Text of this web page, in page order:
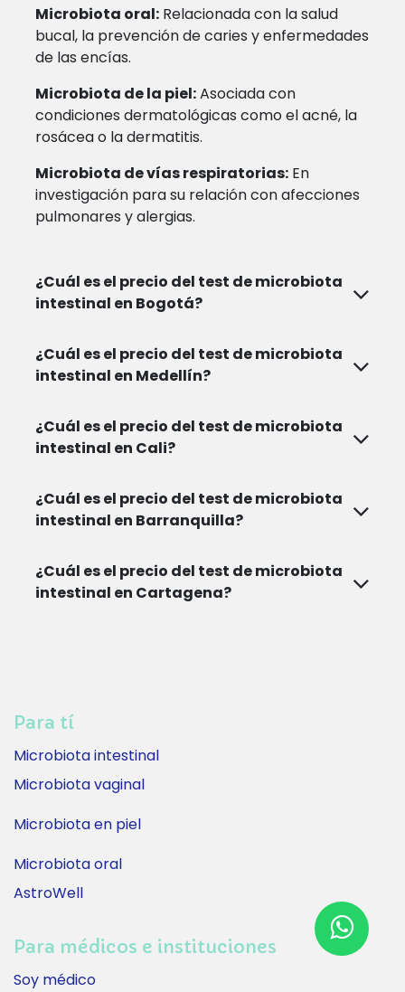
Microbiota oral: Relacionada con la salud
bucal, la prevención de caries y enfermedades
de las encías.
Microbiota de la piel:Asociada con
condiciones dermatológicas como el acné, la
rosácea o la dermatitis.
Microbiota de vías respiratorias: En
investigación para su relación con afecciones
pulmonares y alergias.
¿Cuál es el precio del test de microbiota
intestinal en Bogotá?
¿Cuál es el precio del test de microbiota
intestinal en Medellín?
¿Cuál es el precio del test de microbiota
intestinal en Cali?
¿Cuál es el precio del test de microbiota
intestinal en Barranquilla?
¿Cuál es el precio del test de microbiota
intestinal en Cartagena?
Para tí
Microbiota intestinal
Microbiota vaginal
Microbiota en piel
Microbiota oral
AstroWell
Para médicos e instituciones
Soy médico